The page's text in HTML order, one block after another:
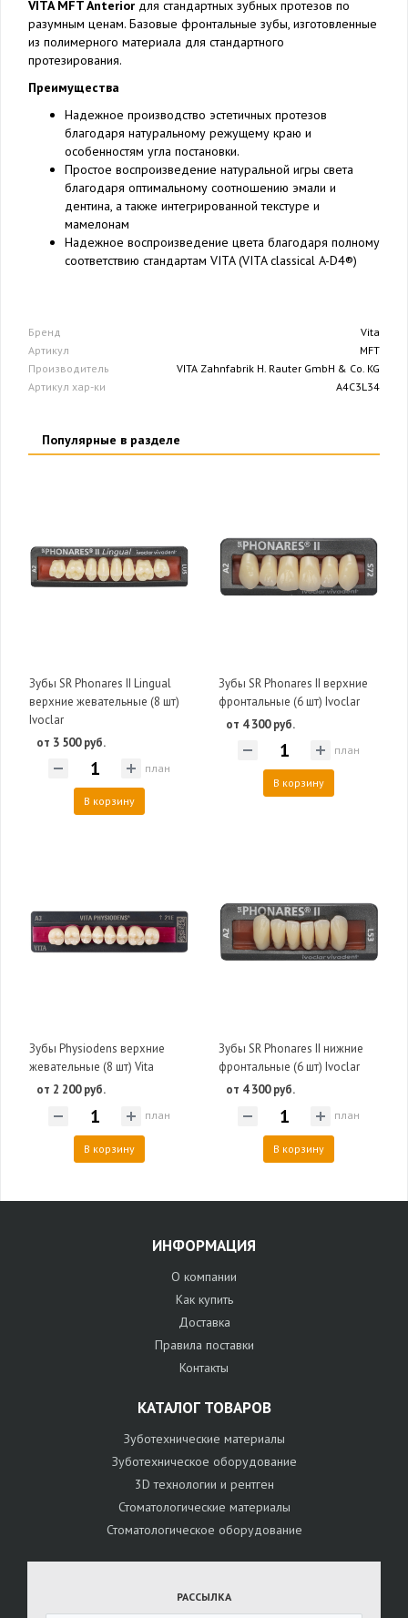
VITA MFT Anterior для стандартных зубных протезов по
разумным ценам. Базовые фронтальные зубы, изготовленные
из полимерного материала для стандартного
протезирования.
Преимущества
Надежное производство эстетичных протезов
благодаря натуральному режущему краю и
особенностям угла постановки.
Простое воспроизведение натуральной игры света
благодаря оптимальному соотношению эмали и
дентина, а также интегрированной текстуре и
мамелонам
Надежное воспроизведение цвета благодаря полному
соответствию стандартам VITA (VITA classical A-D4®)
Бренд
Vita
Артикул
MFT
Производитель
VITA Zahnfabrik H. Rauter GmbH & Co. KG
Артикул хар-ки
A4C3L34
Популярные в разделе
Зубы SR Phonares II Lingual
верхние жевательные (8 шт)
Ivoclar
от 3 500 руб.
план
В корзину
Зубы SR Phonares II верхние
фронтальные (6 шт) Ivoclar
от 4 300 руб.
план
В корзину
Зубы Physiodens верхние
жевательные (8 шт) Vita
от 2 200 руб.
план
В корзину
Зубы SR Phonares II нижние
фронтальные (6 шт) Ivoclar
от 4 300 руб.
план
В корзину
ИНФОРМАЦИЯ
О компании
Как купить
Доставка
Правила поставки
Контакты
КАТАЛОГ ТОВАРОВ
Зуботехнические материалы
Зуботехническое оборудование
3D технологии и рентген
Стоматологические материалы
Стоматологическое оборудование
РАССЫЛКА